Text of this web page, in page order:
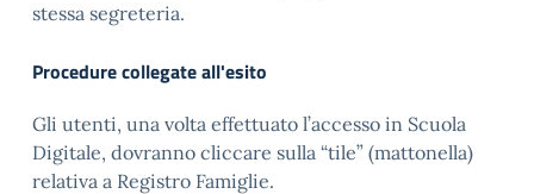
stessa segreteria.
Procedure collegate all'esito
Gli utenti, una volta effettuato l’accesso in Scuola
Digitale, dovranno cliccare sulla “tile” (mattonella)
relativa a Registro Famiglie.